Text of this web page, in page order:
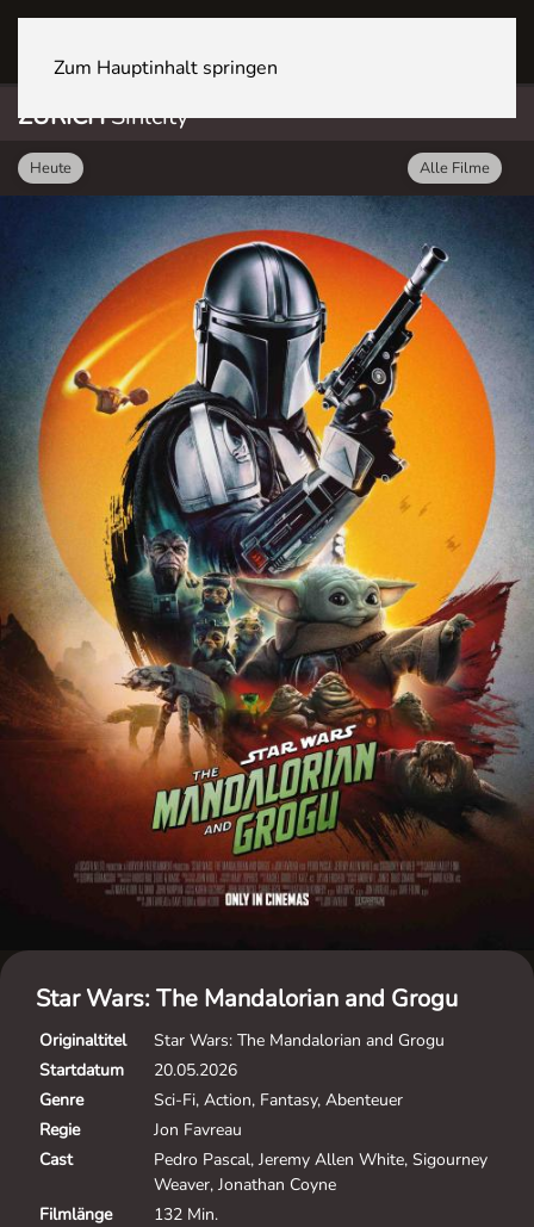
Zum Hauptinhalt springen
ZÜRICHSihlcity
Heute Alle Filme
Star Wars: The Mandalorian and Grogu
Originaltitel
Star Wars: The Mandalorian and Grogu
Startdatum
20.05.2026
Genre
Sci-Fi, Action, Fantasy, Abenteuer
Regie
Jon Favreau
Cast
Pedro Pascal, Jeremy Allen White, Sigourney
Weaver, Jonathan Coyne
Filmlänge
132 Min.